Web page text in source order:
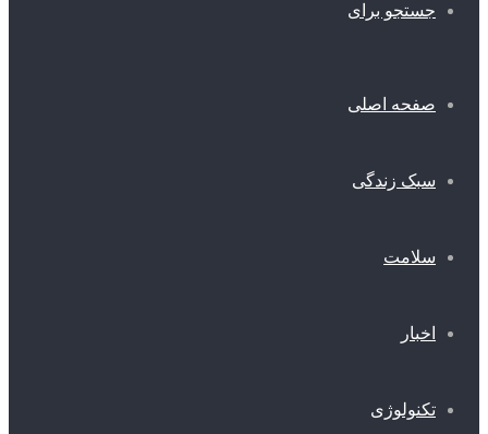
جستجو برای
صفحه اصلی
سبک زندگی
سلامت
اخبار
تکنولوژی